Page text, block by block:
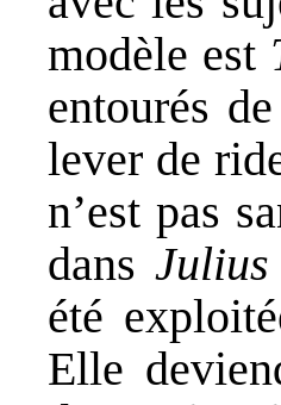
modèle est
entourés
lever de
n’est pas
dans
été
Elle